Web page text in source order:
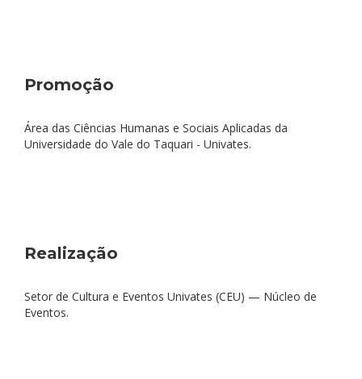
Promoção
Área das Ciências Humanas e Sociais Aplicadas da
Universidade do Vale do Taquari - Univates.
Realização
Setor de Cultura e Eventos Univates (CEU) — Núcleo de
Eventos.